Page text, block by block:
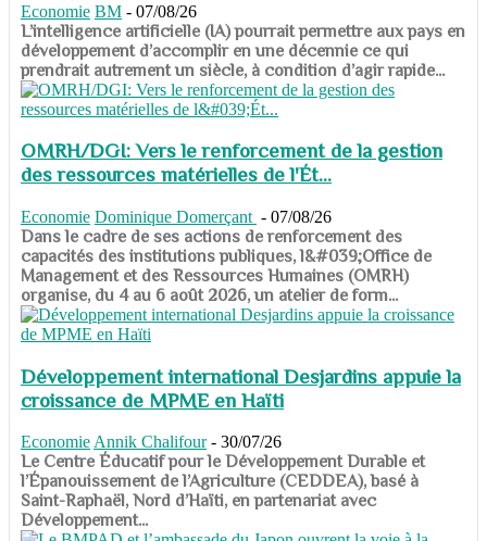
Economie BM - 07/08/26
​​​​​​​L’intelligence artificielle (IA) pourrait permettre aux pays en
développement d’accomplir en une décennie ce qui
prendrait autrement un siècle, à condition d’agir rapide...
OMRH/DGI: Vers le renforcement de la gestion
des ressources matérielles de l'Ét...
Economie Dominique Domerçant - 07/08/26
Dans le cadre de ses actions de renforcement des
capacités des institutions publiques, l&#039;Office de
Management et des Ressources Humaines (OMRH)
organise, du 4 au 6 août 2026, un atelier de form...
Développement international Desjardins appuie la
croissance de MPME en Haïti
Economie Annik Chalifour - 30/07/26
​​​​​​​Le Centre Éducatif pour le Développement Durable et
l’Épanouissement de l’Agriculture (CEDDEA), basé à
Saint-Raphaël, Nord d’Haïti, en partenariat avec
Développement...